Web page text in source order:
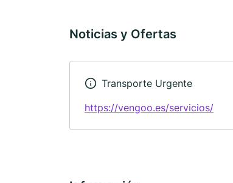
Noticias y Ofertas
Transporte Urgente
https://vengoo.es/servicios/